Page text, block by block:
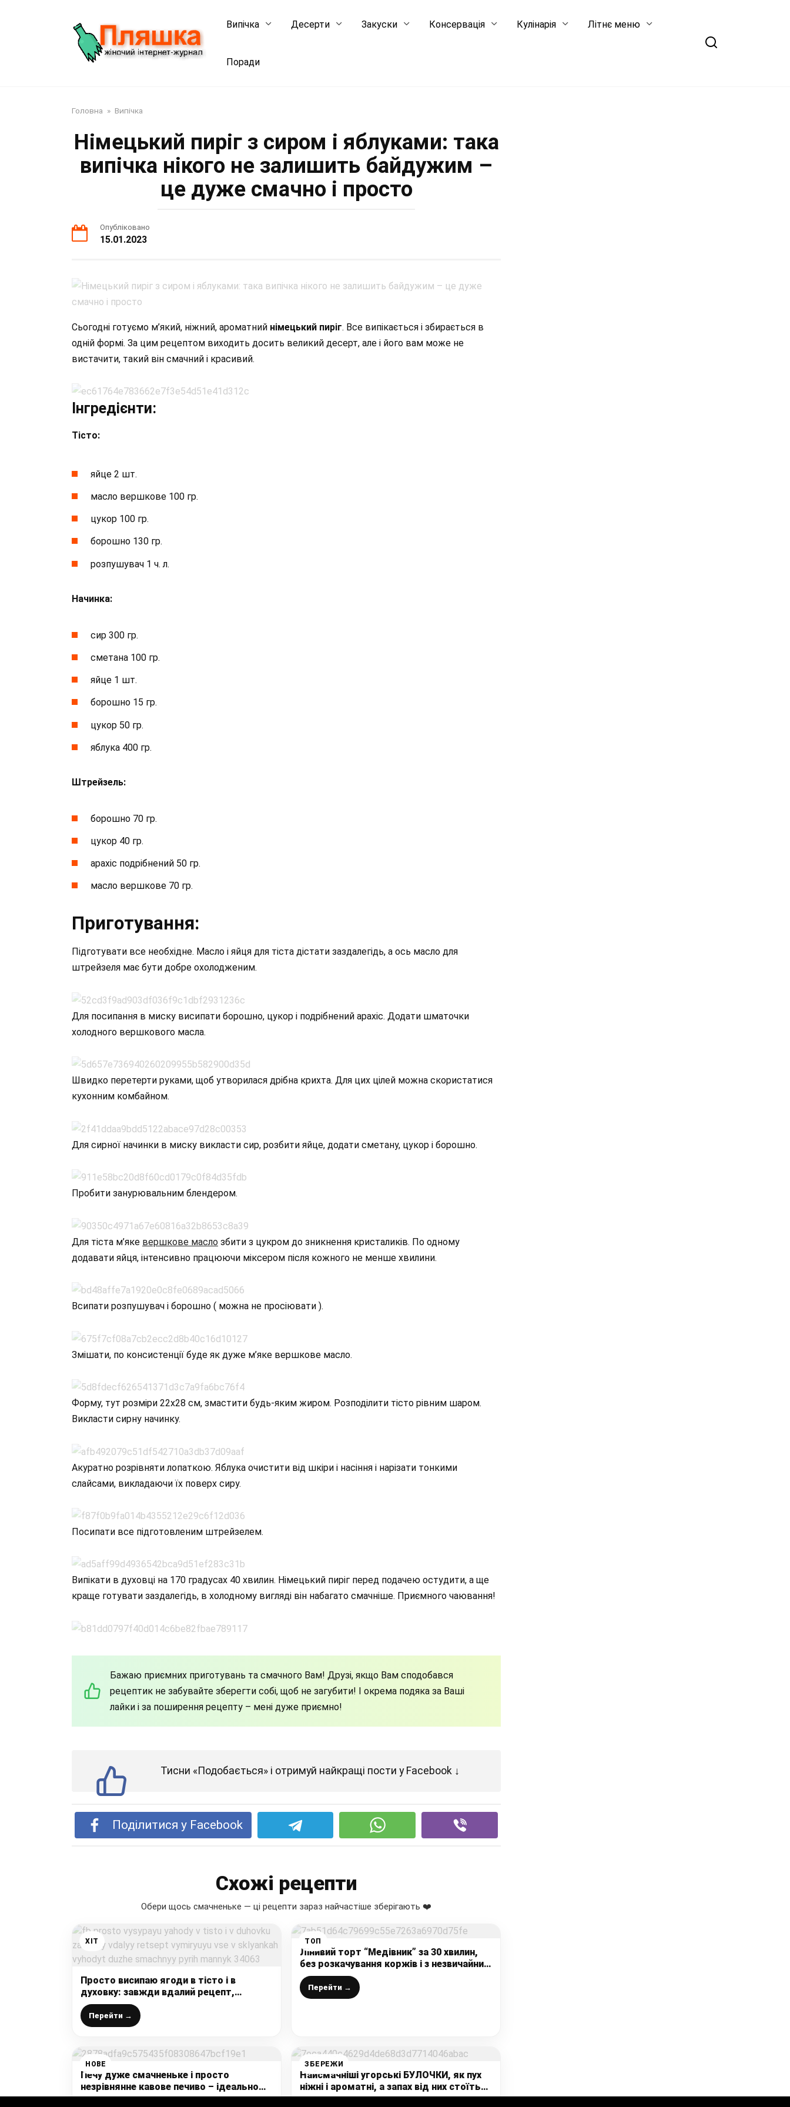
Випічка Десерти Закуски Консервація Кулінарія Літнє меню
Поради
Головна » Випічка
Німецький пиріг з сиром і яблуками: така
випічка нікого не залишить байдужим –
це дуже смачно і просто
Опубліковано
15.01.2023
Сьогодні готуємо м’який, ніжний, ароматний німецький пиріг. Все випікається і збирається в
одній формі. За цим рецептом виходить досить великий десерт, але і його вам може не
вистачити, такий він смачний і красивий.
Інгредієнти:
Тісто:
яйце 2 шт.
масло вершкове 100 гр.
цукор 100 гр.
борошно 130 гр.
розпушувач 1 ч. л.
Начинка:
сир 300 гр.
сметана 100 гр.
яйце 1 шт.
борошно 15 гр.
цукор 50 гр.
яблука 400 гр.
Штрейзель:
борошно 70 гр.
цукор 40 гр.
арахіс подрібнений 50 гр.
масло вершкове 70 гр.
Приготування:
Підготувати все необхідне. Масло і яйця для тіста дістати заздалегідь, а ось масло для
штрейзеля має бути добре охолодженим.
Для посипання в миску висипати борошно, цукор і подрібнений арахіс. Додати шматочки
холодного вершкового масла.
Швидко перетерти руками, щоб утворилася дрібна крихта. Для цих цілей можна скористатися
кухонним комбайном.
Для сирної начинки в миску викласти сир, розбити яйце, додати сметану, цукор і борошно.
Пробити занурювальним блендером.
Для тіста м’яке вершкове масло збити з цукром до зникнення кристаликів. По одному
додавати яйця, інтенсивно працюючи міксером після кожного не менше хвилини.
Всипати розпушувач і борошно ( можна не просіювати ).
Змішати, по консистенції буде як дуже м’яке вершкове масло.
Форму, тут розміри 22х28 см, змастити будь-яким жиром. Розподілити тісто рівним шаром.
Викласти сирну начинку.
Акуратно розрівняти лопаткою. Яблука очистити від шкіри і насіння і нарізати тонкими
слайсами, викладаючи їх поверх сиру.
Посипати все підготовленим штрейзелем.
Випікати в духовці на 170 градусах 40 хвилин. Німецький пиріг перед подачею остудити, а ще
краще готувати заздалегідь, в холодному вигляді він набагато смачніше. Приємного чаювання!
Бажаю приємних приготувань та смачного Вам! Друзі, якщо Вам сподобався
рецептик не забувайте зберегти собі, щоб не загубити! І окрема подяка за Ваші
лайки і за поширення рецепту – мені дуже приємно!
Тисни «Подобається» і отримуй найкращі пости у Facebook ↓
Поділитися у Facebook
Схожі рецепти
Обери щось смачненьке — ці рецепти зараз найчастіше зберігають ❤️
ХІТ
Просто висипаю ягоди в тісто і в
духовку: завжди вдалий рецепт,
вимірюю все в склянках, виходить дуже
смачний пиріг-манник
Перейти →
ТОП
Лінивий торт “Медівник” за 30 хвилин,
без розкачування коржів і з незвичайним
секретом – тепер ви будете готувати
коржі тільки так
Перейти →
НОВЕ
Печу дуже смачненьке і просто
незрівнянне кавове печиво – ідеально
до чашечки кави, простий та швидкий
ЗБЕРЕЖИ
Найсмачніші угорські БУЛОЧКИ, як пух
ніжні і ароматні, а запах від них стоїть
на увесь будинок: рекомендую – це